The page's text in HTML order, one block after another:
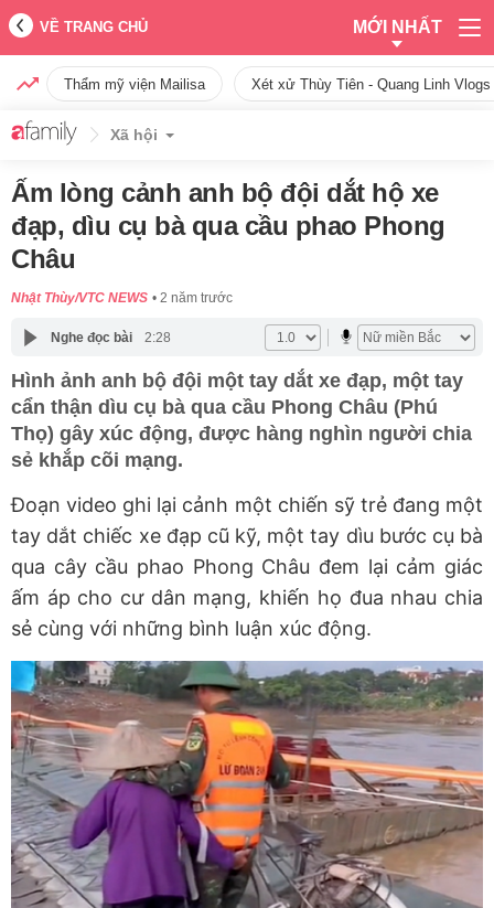
VỀ TRANG CHỦ MỚI NHẤT
Thẩm mỹ viện Mailisa Xét xử Thùy Tiên - Quang Linh
Xã hội
Ấm lòng cảnh anh bộ đội dắt hộ xe
đạp, dìu cụ bà qua cầu phao Phong
Châu
Nhật Thùy/VTC NEWS 2 năm trước
Nghe đọc bài 2:28
Hình ảnh anh bộ đội một tay dắt xe đạp, một tay
cẩn thận dìu cụ bà qua cầu Phong Châu (Phú
Thọ) gây xúc động, được hàng nghìn người chia
sẻ khắp cõi mạng.
Đoạn video ghi lại cảnh một chiến sỹ trẻ đang một
tay dắt chiếc xe đạp cũ kỹ, một tay dìu bước cụ bà
qua cây cầu phao Phong Châu đem lại cảm giác
ấm áp cho cư dân mạng, khiến họ đua nhau chia
sẻ cùng với những bình luận xúc động.